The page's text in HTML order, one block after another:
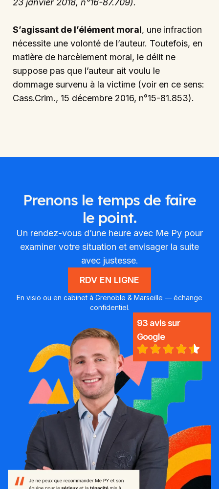
23 janvier 2018, n°16-87.709).
S’agissant de l’élément moral, une infraction
nécessite une volonté de l’auteur. Toutefois, en
matière de harcèlement moral, le délit ne
suppose pas que l’auteur ait voulu le
dommage survenu à la victime (voir en ce sens:
Cass.Crim., 15 décembre 2016, n°15-81.853).
Prenons le temps de faire
le point.
Un rendez-vous d’une heure avec Me Py pour
examiner votre situation et envisager la suite
avec justesse.
RDV EN LIGNE
En visio ou en cabinet à Grenoble & Marseille — échange
confidentiel.
93 avis sur
Google